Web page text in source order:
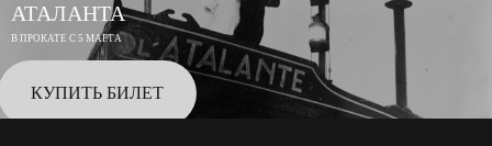
АТАЛАНТА
В ПРОКАТЕ С 5 МАРТА
КУПИТЬ БИЛЕТ